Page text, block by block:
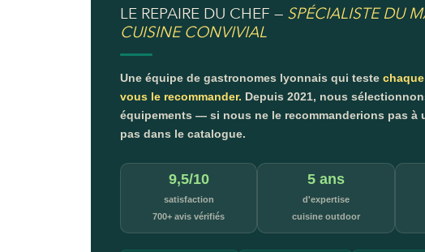
LE REPAIRE DU CHEF — SPÉCIALISTE DU
CUISINE CONVIVIAL
Une équipe de gastronomes lyonnais qui teste
vous le recommander. Depuis 2021, nous
équipements — si nous ne le recommanderions pas à
pas dans le catalogue.
9,5/10
satisfaction
700+ avis vérifiés
5 ans
d'expertise
cuisine outdoor